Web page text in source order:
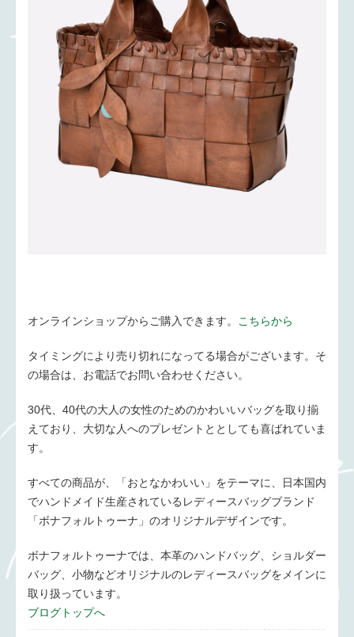
オンラインショップからご購入できます。 こちらから
タイミングにより売り切れになってる場合がございます。そ
の場合は、お電話でお問い合わせください。
30代、40代の大人の女性のためのかわいいバッグを取り揃
えており、大切な人へのプレゼントととしても喜ばれていま
す。
すべての商品が、「おとなかわいい」をテーマに、日本国内
でハンドメイド生産されているレディースバッグブランド
「ボナフォルトゥーナ」のオリジナルデザインです。
ボナフォルトゥーナでは、本革のハンドバッグ、ショルダー
バッグ、小物などオリジナルのレディースバッグをメインに
取り扱っています。
ブログトップへ